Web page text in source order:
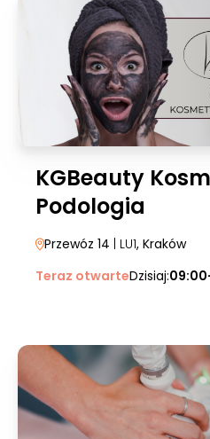
KGBeauty
Podologia
Przewóz 14 | LU1, Kraków
Teraz otwarteDzisiaj: